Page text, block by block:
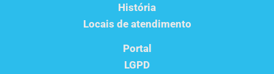
História
Locais de atendimento
Portal
LGPD